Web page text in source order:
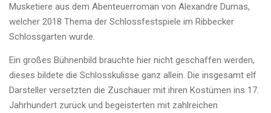
Musketiere aus dem Abenteuerroman von Alexandre Dumas,
welcher 2018 Thema der Schlossfestspiele im Ribbecker
Schlossgarten wurde.
Ein großes Bühnenbild brauchte hier nicht geschaffen werden,
dieses bildete die Schlosskulisse ganz allein. Die insgesamt elf
Darsteller versetzten die Zuschauer mit ihren Kostümen ins 17.
Jahrhundert zurück und begeisterten mit zahlreichen